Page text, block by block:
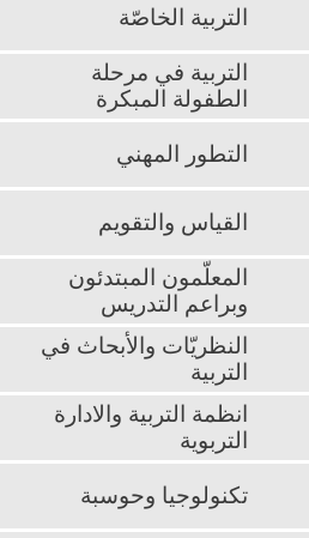
التربية الخاصّة
التربية في مرحلة
الطفولة المبكرة
التطور المهني
القياس والتقويم
المعلّمون المبتدئون
وبراعم التدريس
النظريّات والأبحاث في
التربية
انظمة التربية والادارة
التربوية
تكنولوجيا وحوسبة